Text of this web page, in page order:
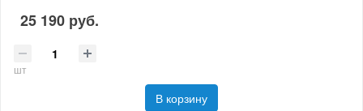
25 190 руб.
шт
В корзину